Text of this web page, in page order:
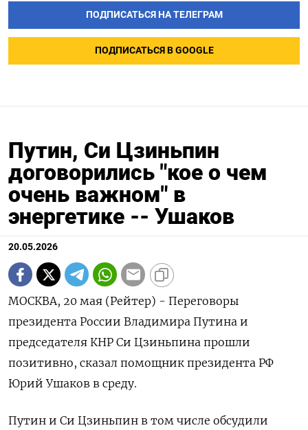
ПОДПИСАТЬСЯ НА ТЕЛЕГРАМ
ПОДПИСАТЬСЯ В GOOGLE
Путин, Си Цзиньпин
договорились "кое о чем
очень важном" в
энергетике -- Ушаков
20.05.2026
МОСКВА, 20 мая (Рейтер) - Переговоры
президента ‌России Владимира Путина и ​
председателя ​КНР ​Си ⁠Цзиньпина ‌прошли
позитивно, сказал ‌помощник президента РФ ​
Юрий ‌Ушаков в ​среду.
Путин и ‌Си Цзиньпин в том ​числе ​обсудили